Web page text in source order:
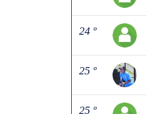
24 º
25 º
25 º